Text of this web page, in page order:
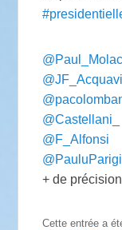
@Paul_Molac
@Castellani_
@F_Alfonsi
@PauluParigi
+ de
Cette entrée a